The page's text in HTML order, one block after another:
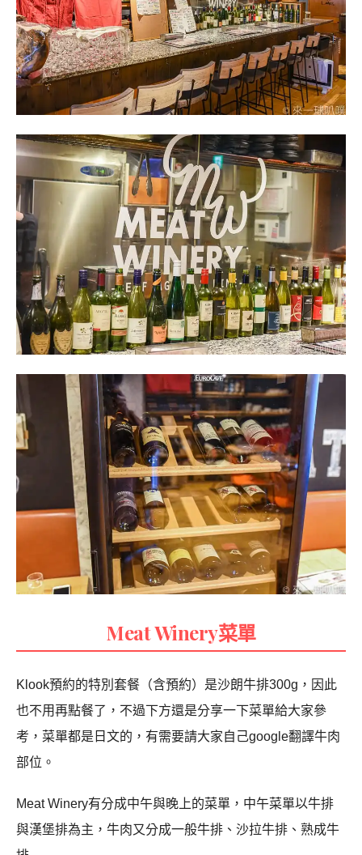
Meat Winery菜單
Klook預約的特別套餐（含預約）是沙朗牛排300g，因此
也不用再點餐了，不過下方還是分享一下菜單給大家參
考，菜單都是日文的，有需要請大家自己google翻譯牛肉
部位。
Meat Winery有分成中午與晚上的菜單，中午菜單以牛排
與漢堡排為主，牛肉又分成一般牛排、沙拉牛排、熟成牛